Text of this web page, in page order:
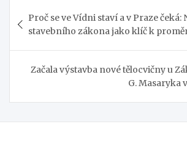
pro
příspěvek
Proč se ve Vídni staví a v Praze čeká:
stavebního zákona jako klíč k
Začala výstavba nové tělocvičny u
G. Masaryka